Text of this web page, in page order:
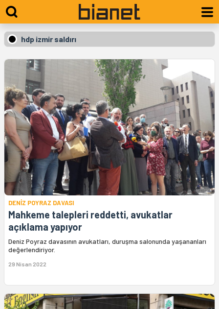
hdp izmir saldırı
DENİZ POYRAZ DAVASI
Mahkeme talepleri reddetti, avukatlar
açıklama yapıyor
Deniz Poyraz davasının avukatları, duruşma salonunda yaşananları
değerlendiriyor.
29 Nisan 2022